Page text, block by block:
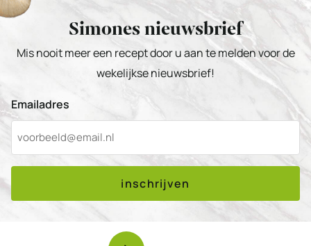
Simones nieuwsbrief
Mis nooit meer een recept door u aan te melden voor de
wekelijkse nieuwsbrief!
Emailadres
inschrijven